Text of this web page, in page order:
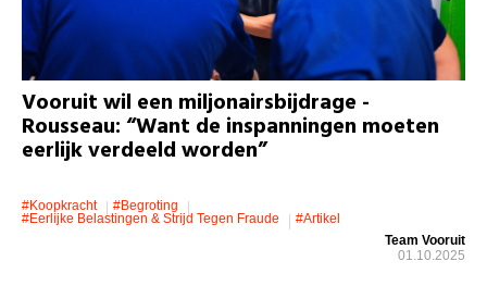
Vooruit wil een miljonairsbijdrage -
Rousseau: “Want de inspanningen moeten
eerlijk verdeeld worden”
#koopkracht
#Begroting
#eerlijke Belastingen & Strijd Tegen Fraude
#artikel
Team Vooruit
01.10.2025